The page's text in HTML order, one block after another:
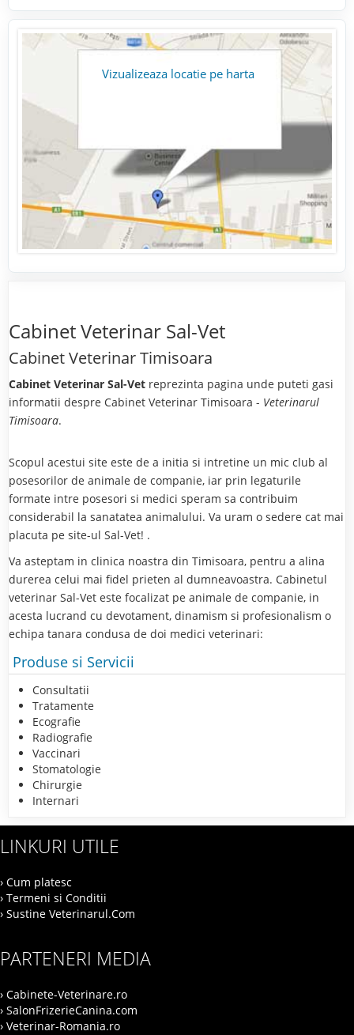
Vizualizeaza locatie pe harta
Cabinet Veterinar Sal-Vet
Cabinet Veterinar Timisoara
Cabinet Veterinar Sal-Vet reprezinta pagina unde puteti gasi
informatii despre Cabinet Veterinar Timisoara - Veterinarul
Timisoara.
Scopul acestui site este de a initia si intretine un mic club al
posesorilor de animale de companie, iar prin legaturile
formate intre posesori si medici speram sa contribuim
considerabil la sanatatea animalului. Va uram o sedere cat mai
placuta pe site-ul Sal-Vet! .
Va asteptam in clinica noastra din Timisoara, pentru a alina
durerea celui mai fidel prieten al dumneavoastra. Cabinetul
veterinar Sal-Vet este focalizat pe animale de companie, in
acesta lucrand cu devotament, dinamism si profesionalism o
echipa tanara condusa de doi medici veterinari:
Produse si Servicii
Consultatii
Tratamente
Ecografie
Radiografie
Vaccinari
Stomatologie
Chirurgie
Internari
LINKURI UTILE
› Cum platesc
› Termeni si Conditii
› Sustine Veterinarul.Com
PARTENERI MEDIA
› Cabinete-Veterinare.ro
› SalonFrizerieCanina.com
› Veterinar-Romania.ro